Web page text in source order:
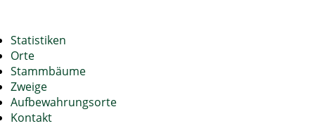
Statistiken
Orte
Stammbäume
Zweige
Aufbewahrungsorte
Kontakt